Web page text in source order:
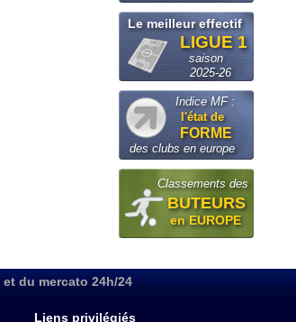
Le meilleur effectif
LIGUE 1
saison
2025-26
Indice MF :
l'état de
FORME
des clubs en europe
Classements des
BUTEURS
en EUROPE
du mercato 24h/24
Liens privilégiés